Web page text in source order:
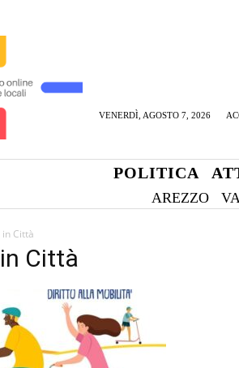
VENERDÌ, AGOSTO 7, 2026
POLITICA
AREZZO
in Città
Città